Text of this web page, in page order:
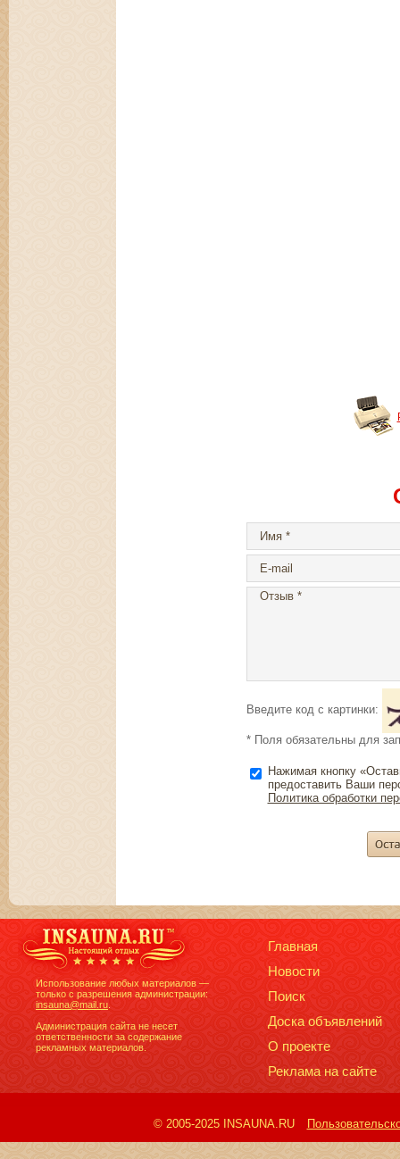
Введите код с картинки:
* Поля обязательны для
Нажимая кнопку
предоставить Ваши
Политика обработки
Использование любых материалов —
только с разрешения администрации:
insauna@mail.ru
Администрация сайта не несет
ответственности за содержание
рекламных материалов.
Главная
Новости
Поиск
Доска объявлений
О проекте
Реклама на сайте
© 2005-2025 INSAUNA.RU